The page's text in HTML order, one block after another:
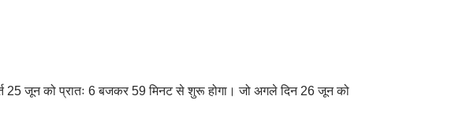
25 जून को प्रातः 6 बजकर 59 मिनट से शुरू होगा। जो अगले दिन 26 जून को